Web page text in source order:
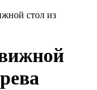
стол из